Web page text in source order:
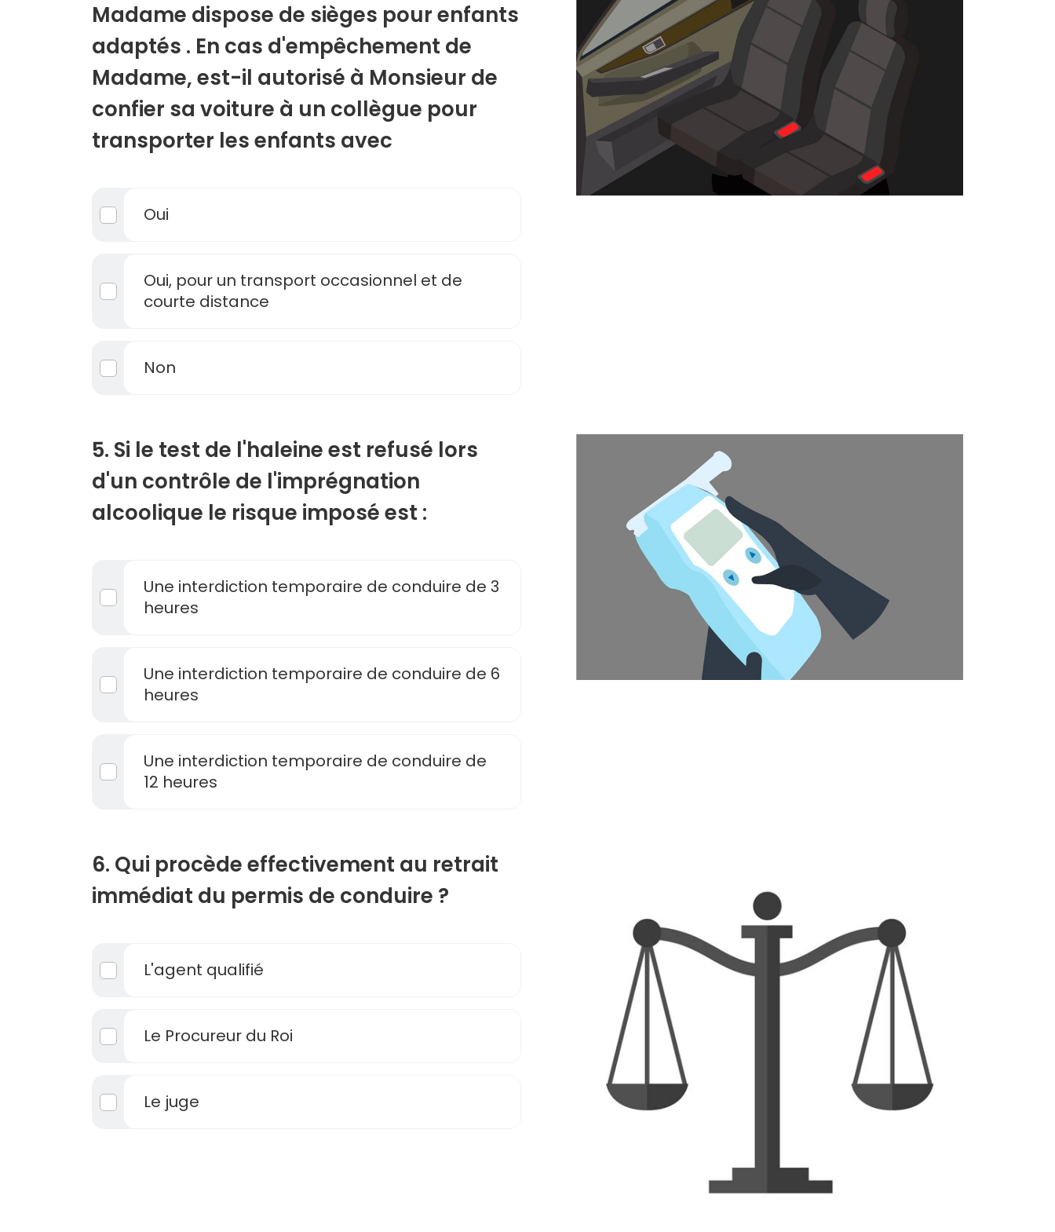
Madame dispose de sièges pour enfants
adaptés . En cas d'empêchement de
Madame, est-il autorisé à Monsieur de
confier sa voiture à un collègue pour
transporter les enfants avec
Oui
Oui, pour un transport occasionnel et de
courte distance
Non
5. Si le test de l'haleine est refusé lors
d'un contrôle de l'imprégnation
alcoolique le risque imposé est :
Une interdiction temporaire de conduire de 3
heures
Une interdiction temporaire de conduire de 6
heures
Une interdiction temporaire de conduire de
12 heures
6. Qui procède effectivement au retrait
immédiat du permis de conduire ?
L'agent qualifié
Le Procureur du Roi
Le juge